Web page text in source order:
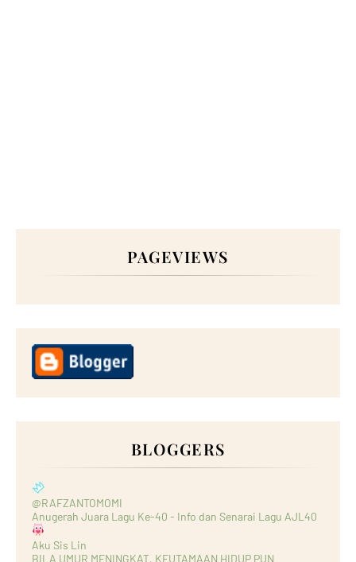
PAGEVIEWS
BLOGGERS
@RAFZANTOMOMI
Anugerah Juara Lagu Ke-40 - Info dan Senarai Lagu AJL40
Aku Sis Lin
BILA UMUR MENINGKAT, KEUTAMAAN HIDUP PUN